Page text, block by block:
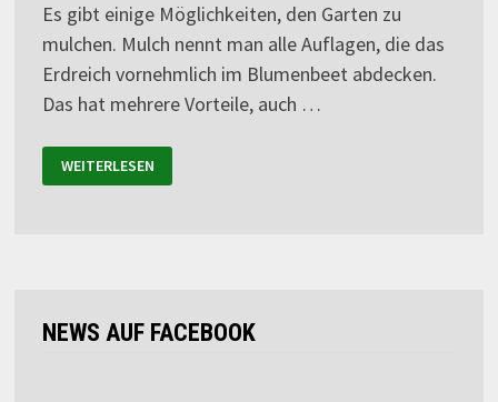
Es gibt einige Möglichkeiten, den Garten zu
mulchen. Mulch nennt man alle Auflagen, die das
Erdreich vornehmlich im Blumenbeet abdecken.
Das hat mehrere Vorteile, auch …
WEITERLESEN
NEWS AUF FACEBOOK